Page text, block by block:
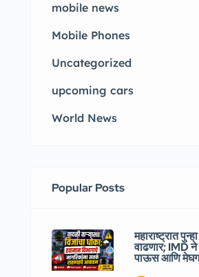
mobile news
Mobile Phones
Uncategorized
upcoming cars
World News
Popular Posts
महाराष्ट्रात
वाढणार; IMD
पाऊस आणि